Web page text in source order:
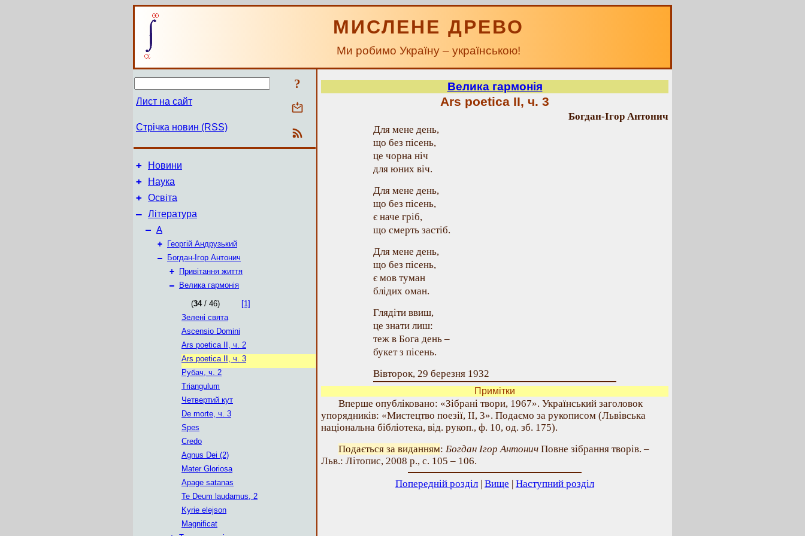
МИСЛЕНЕ ДРЕВО
Ми робимо Україну – українською!
?
Лист на сайт
Стрічка новин (RSS)
+ Новини
+ Наука
+ Освіта
– Література
– А
+
Георгій Андрузький
–
Богдан-Ігор Антонич
+
Привітання життя
–
Велика гармонія
(34/ 46)
[1]
Зелені свята
Ascensio Domini
Ars poetica II, ч. 2
Ars poetica II, ч. 3
Рубач, ч. 2
Triangulum
Четвертий кут
De morte, ч. 3
Spes
Credo
Agnus Dei (2)
Mater Gloriosa
Apage satanas
Te Deum laudamus, 2
Kyrie elejson
Magnificat
Велика гармонія
Ars poetica II, ч. 3
Богдан-Ігор Антонич
Для мене день,
що без пісень,
це чорна ніч
для юних віч.
Для мене день,
що без пісень,
є наче гріб,
що смерть застіб.
Для мене день,
що без пісень,
є мов туман
блідих оман.
Глядіти ввиш,
це знати лиш:
теж в Бога день –
букет з пісень.
Вівторок, 29 березня 1932
Примітки
Вперше опубліковано: «Зібрані твори, 1967». Український заголовок
упорядників: «Мистецтво поезії, II, 3». Подаємо за рукописом (Львівська
національна бібліотека, від. рукоп., ф. 10, од. зб. 175).
Подається за виданням: Богдан Ігор Антонич Повне зібрання творів. –
Льв.: Літопис, 2008 р., с. 105 – 106.
Попередній розділ | Вище | Наступний розділ